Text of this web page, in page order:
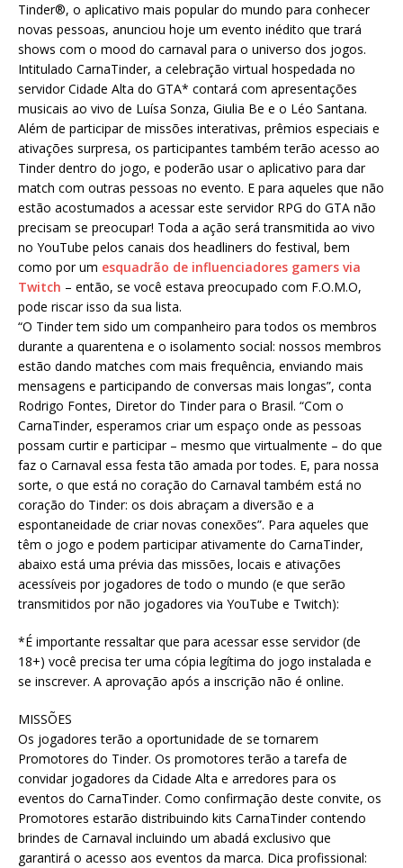
Tinder®, o aplicativo mais popular do mundo para conhecer
novas pessoas, anunciou hoje um evento inédito que trará
shows com o mood do carnaval para o universo dos jogos.
Intitulado CarnaTinder, a celebração virtual hospedada no
servidor Cidade Alta do GTA* contará com apresentações
musicais ao vivo de Luísa Sonza, Giulia Be e o Léo Santana.
Além de participar de missões interativas, prêmios especiais e
ativações surpresa, os participantes também terão acesso ao
Tinder dentro do jogo, e poderão usar o aplicativo para dar
match com outras pessoas no evento. E para aqueles que não
estão acostumados a acessar este servidor RPG do GTA não
precisam se preocupar! Toda a ação será transmitida ao vivo
no YouTube pelos canais dos headliners do festival, bem
como por um esquadrão de influenciadores gamers via
Twitch – então, se você estava preocupado com F.O.M.O,
pode riscar isso da sua lista.
“O Tinder tem sido um companheiro para todos os membros
durante a quarentena e o isolamento social: nossos membros
estão dando matches com mais frequência, enviando mais
mensagens e participando de conversas mais longas”, conta
Rodrigo Fontes, Diretor do Tinder para o Brasil. “Com o
CarnaTinder, esperamos criar um espaço onde as pessoas
possam curtir e participar – mesmo que virtualmente – do que
faz o Carnaval essa festa tão amada por todes. E, para nossa
sorte, o que está no coração do Carnaval também está no
coração do Tinder: os dois abraçam a diversão e a
espontaneidade de criar novas conexões”. Para aqueles que
têm o jogo e podem participar ativamente do CarnaTinder,
abaixo está uma prévia das missões, locais e ativações
acessíveis por jogadores de todo o mundo (e que serão
transmitidos por não jogadores via YouTube e Twitch):
*É importante ressaltar que para acessar esse servidor (de
18+) você precisa ter uma cópia legítima do jogo instalada e
se inscrever. A aprovação após a inscrição não é online.
MISSÕES
Os jogadores terão a oportunidade de se tornarem
Promotores do Tinder. Os promotores terão a tarefa de
convidar jogadores da Cidade Alta e arredores para os
eventos do CarnaTinder. Como confirmação deste convite, os
Promotores estarão distribuindo kits CarnaTinder contendo
brindes de Carnaval incluindo um abadá exclusivo que
garantirá o acesso aos eventos da marca. Dica profissional: